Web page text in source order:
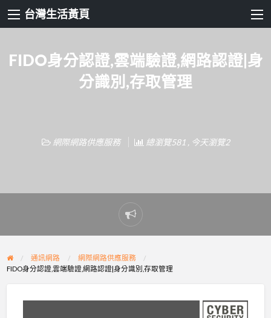
台灣生活黃頁
FIDO身分認證,雲端驗證,網路認證|身
分識別,存取管理
網際網路供應服務 總瀏覽581 , 今天瀏覽2
Report
problem
通訊網路
網際網路供應服務
FIDO身分認證,雲端驗證,網路認證|身分識別,存取管理